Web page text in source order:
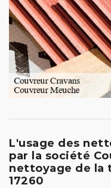
L'usage des
par la société
nettoyage de la
17260